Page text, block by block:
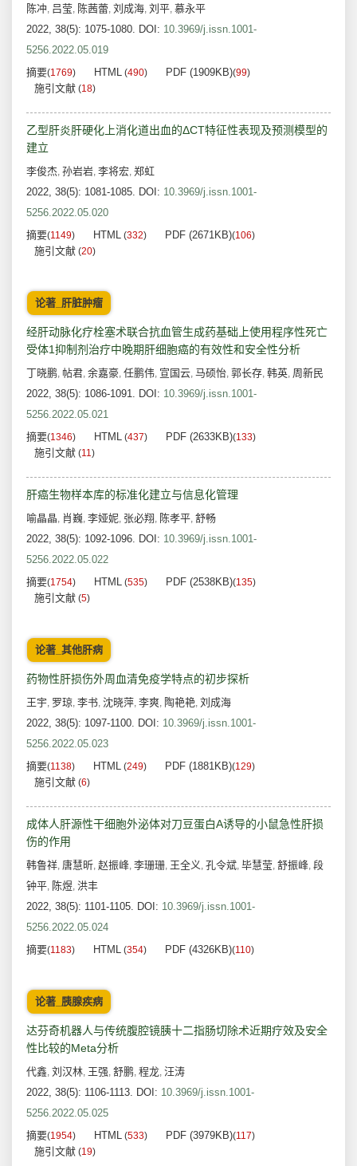
陈冲, 吕莹, 陈茜蕾, 刘成海, 刘平, 慕永平
2022, 38(5): 1075-1080. DOI: 10.3969/j.issn.1001-
5256.2022.05.019
摘要(1769) HTML (490) PDF (1909KB)(99)
施引文献 (18)
乙型肝炎肝硬化上消化道出血的ΔCT特征性表现及预测模型的
建立
李俊杰, 孙岩岩, 李将宏, 郑虹
2022, 38(5): 1081-1085. DOI: 10.3969/j.issn.1001-
5256.2022.05.020
摘要(1149) HTML (332) PDF (2671KB)(106)
施引文献 (20)
论著_肝脏肿瘤
经肝动脉化疗栓塞术联合抗血管生成药基础上使用程序性死亡
受体1抑制剂治疗中晚期肝细胞癌的有效性和安全性分析
丁晓鹏, 帖君, 余嘉豪, 任鹏伟, 宣国云, 马硕怡, 郭长存, 韩英, 周新民
2022, 38(5): 1086-1091. DOI: 10.3969/j.issn.1001-
5256.2022.05.021
摘要(1346) HTML (437) PDF (2633KB)(133)
施引文献 (11)
肝癌生物样本库的标准化建立与信息化管理
喻晶晶, 肖巍, 李娅妮, 张必翔, 陈孝平, 舒畅
2022, 38(5): 1092-1096. DOI: 10.3969/j.issn.1001-
5256.2022.05.022
摘要(1754) HTML (535) PDF (2538KB)(135)
施引文献 (5)
论著_其他肝病
药物性肝损伤外周血清免疫学特点的初步探析
王宇, 罗琼, 李书, 沈晓萍, 李爽, 陶艳艳, 刘成海
2022, 38(5): 1097-1100. DOI: 10.3969/j.issn.1001-
5256.2022.05.023
摘要(1138) HTML (249) PDF (1881KB)(129)
施引文献 (6)
成体人肝源性干细胞外泌体对刀豆蛋白A诱导的小鼠急性肝损
伤的作用
韩鲁祥, 唐慧昕, 赵振峰, 李珊珊, 王全义, 孔令斌, 毕慧莹, 舒振峰, 段
钟平, 陈煜, 洪丰
2022, 38(5): 1101-1105. DOI: 10.3969/j.issn.1001-
5256.2022.05.024
摘要(1183) HTML (354) PDF (4326KB)(110)
论著_胰腺疾病
达芬奇机器人与传统腹腔镜胰十二指肠切除术近期疗效及安全
性比较的Meta分析
代鑫, 刘汉林, 王强, 舒鹏, 程龙, 汪涛
2022, 38(5): 1106-1113. DOI: 10.3969/j.issn.1001-
5256.2022.05.025
摘要(1954) HTML (533) PDF (3979KB)(117)
施引文献 (19)